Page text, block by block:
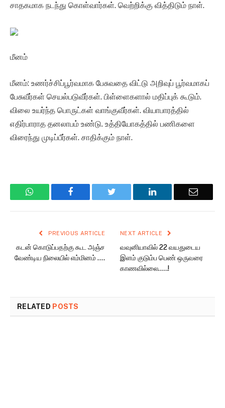
சாதகமாக நடந்து கொள்வார்கள். வெற்றிக்கு வித்திடும் நாள்.
மீனம்
மீனம்: உணர்ச்சிப்பூர்வமாக பேசுவதை விட்டு அறிவுப் பூர்வமாகப்
பேசுவீர்கள் செயல்படுவீர்கள். பிள்ளைகளால் மதிப்புக் கூடும்.
விலை உயர்ந்த பொருட்கள் வாங்குவீர்கள். வியாபாரத்தில்
எதிர்பாராத தனலாபம் உண்டு. உத்தியோகத்தில் பணிகளை
விரைந்து முடிப்பீர்கள். சாதிக்கும் நாள்.
WhatsAppFacebook Twitter LinkedIn Email
PREVIOUS ARTICLE
கடன் கொடுப்பதற்கு கூட அஞ்ச
வேண்டிய நிலையில் எம்மினம் ….
NEXT ARTICLE
வவுனியாவில் 22 வயதுடைய
இளம் குடும்ப பெண் ஒருவரை
காணவில்லை…..!
RELATED POSTS